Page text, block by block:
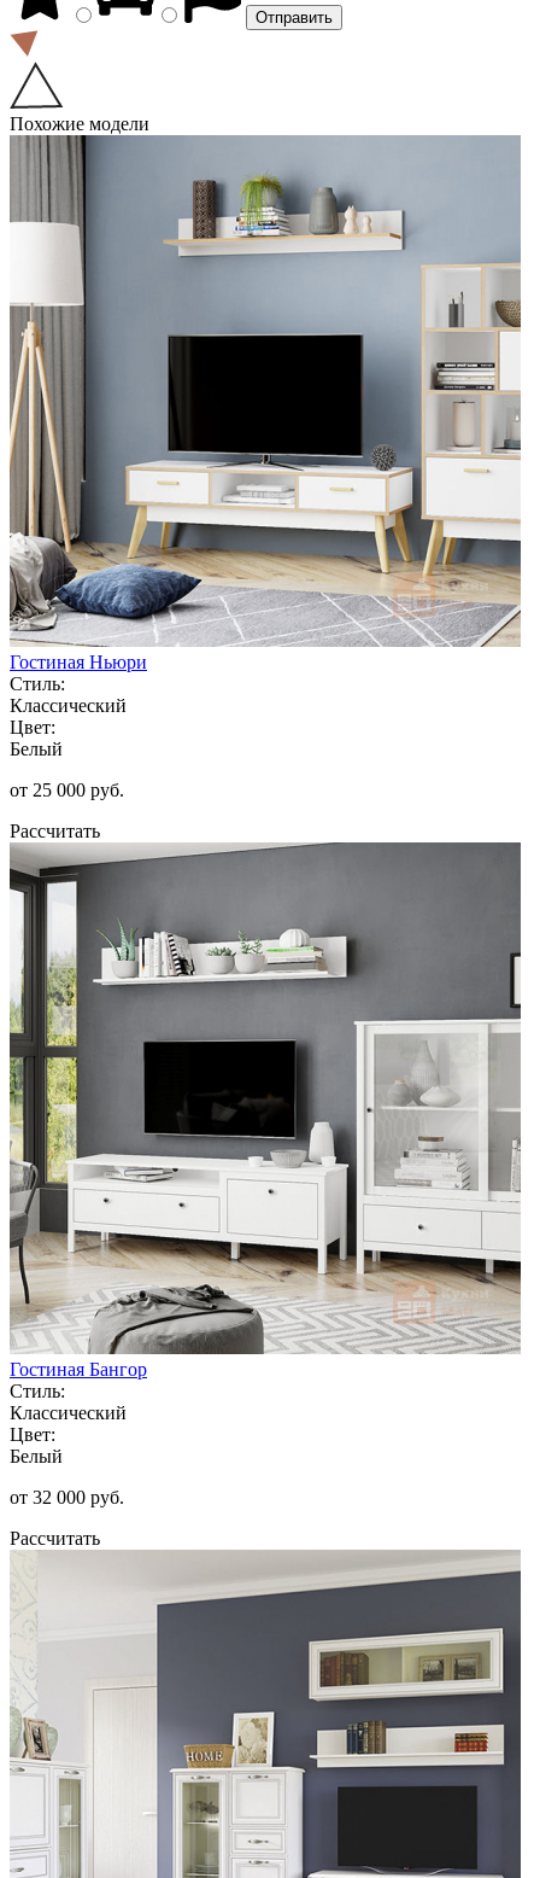
Похожие модели
Гостиная Ньюри
Стиль:
Классический
Цвет:
Белый
от 25 000 руб.
Рассчитать
Гостиная Бангор
Стиль:
Классический
Цвет:
Белый
от 32 000 руб.
Рассчитать